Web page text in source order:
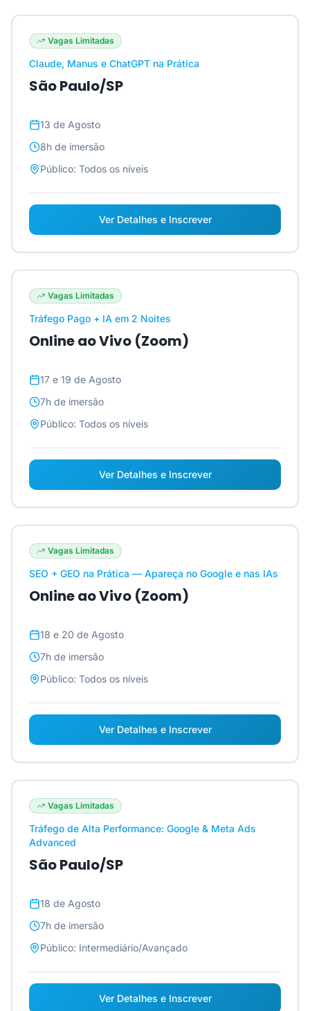
Vagas Limitadas
Claude, Manus e ChatGPT na Prática
São Paulo/SP
13 de Agosto
8h de imersão
Público: Todos os níveis
Ver Detalhes e Inscrever
Vagas Limitadas
Tráfego Pago + IA em 2 Noites
Online ao Vivo (Zoom)
17 e 19 de Agosto
7h de imersão
Público: Todos os níveis
Ver Detalhes e Inscrever
Vagas Limitadas
SEO + GEO na Prática — Apareça no Google e nas IAs
Online ao Vivo (Zoom)
18 e 20 de Agosto
7h de imersão
Público: Todos os níveis
Ver Detalhes e Inscrever
Vagas Limitadas
Tráfego de Alta Performance: Google & Meta Ads
Advanced
São Paulo/SP
18 de Agosto
7h de imersão
Público: Intermediário/Avançado
Ver Detalhes e Inscrever